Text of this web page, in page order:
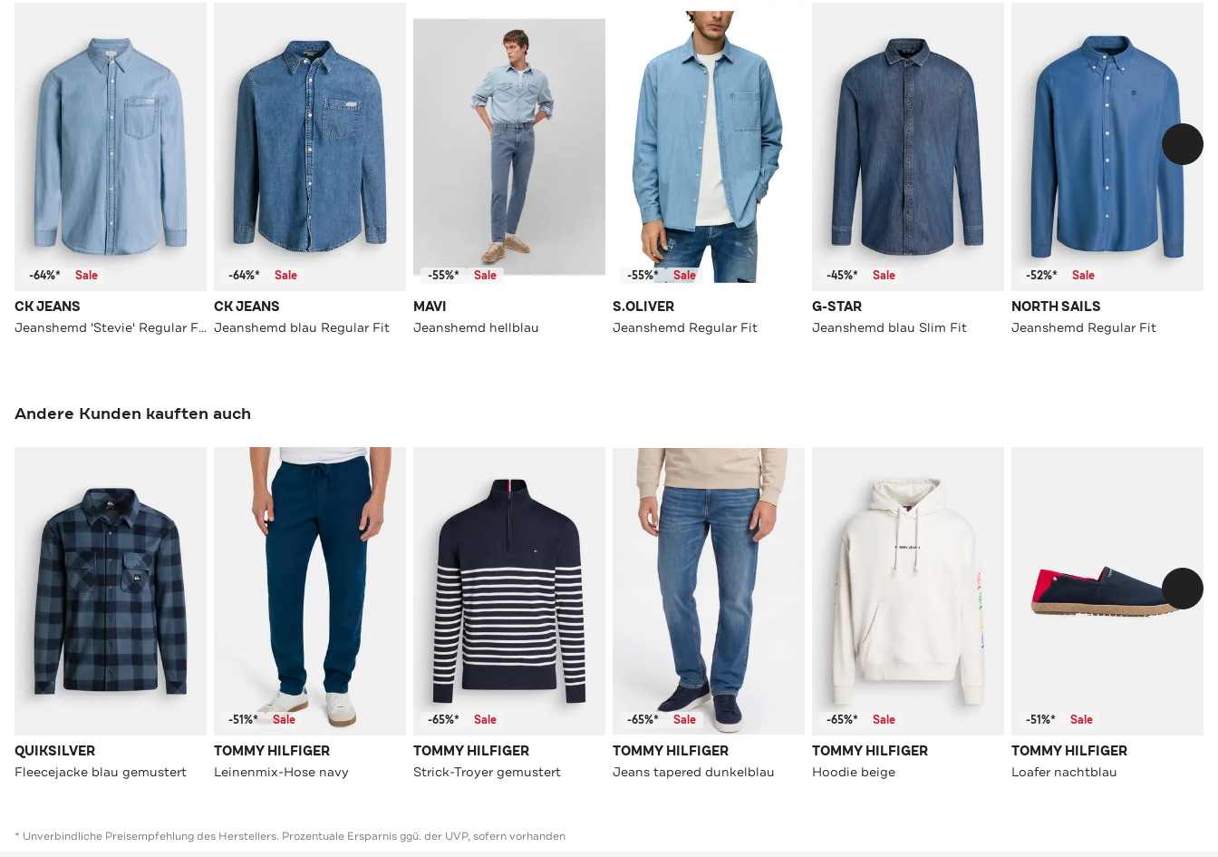
-64%* Sale
CK JEANS
Jeanshemd 'Stevie' Regular Fit
-64%* Sale
CK JEANS
Jeanshemd blau Regular Fit
-55%* Sale
MAVI
Jeanshemd hellblau
-55%* Sale
S.OLIVER
Jeanshemd Regular Fit
-45%* Sale
G-STAR
Jeanshemd blau Slim Fit
-52%* Sale
NORTH SAILS
Jeanshemd Regular Fit
Andere Kunden kauften auch
QUIKSILVER
Fleecejacke blau gemustert
-51%* Sale
TOMMY HILFIGER
Leinenmix-Hose navy
-65%* Sale
TOMMY HILFIGER
Strick-Troyer gemustert
-65%* Sale
TOMMY HILFIGER
Jeans tapered dunkelblau
-65%* Sale
TOMMY HILFIGER
Hoodie beige
-51%* Sale
TOMMY HILFIGER
Loafer nachtblau
* Unverbindliche Preisempfehlung des Herstellers. Prozentuale Ersparnis ggü. der UVP, sofern vorhanden